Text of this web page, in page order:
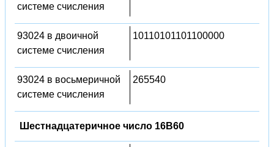
системе счисления
93024 в двоичной
системе счисления
10110101101100000
93024 в восьмеричной
системе счисления
265540
Шестнадцатеричное число 16B60